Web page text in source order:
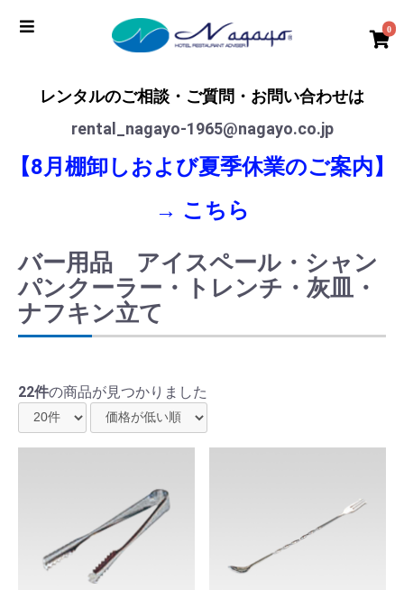
0
レンタルのご相談・ご質問・お問い合わせは
rental_nagayo-1965@nagayo.co.jp
【8月棚卸しおよび夏季休業のご案内】
→ こちら
バー用品 アイスペール・シャン
パンクーラー・トレンチ・灰皿・
ナフキン立て
22件の商品が見つかりました